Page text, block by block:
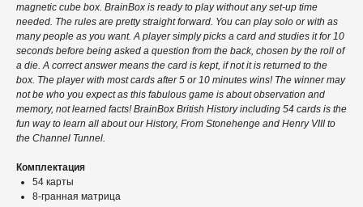
magnetic cube box. BrainBox is ready to play without any set-up time
needed. The rules are pretty straight forward. You can play solo or with as
many people as you want. A player simply picks a card and studies it for 10
seconds before being asked a question from the back, chosen by the roll of
a die. A correct answer means the card is kept, if not it is returned to the
box. The player with most cards after 5 or 10 minutes wins! The winner may
not be who you expect as this fabulous game is about observation and
memory, not learned facts! BrainBox British History including 54 cards is the
fun way to learn all about our History, From Stonehenge and Henry VIII to
the Channel Tunnel.
Комплектация
54 карты
8-гранная матрица